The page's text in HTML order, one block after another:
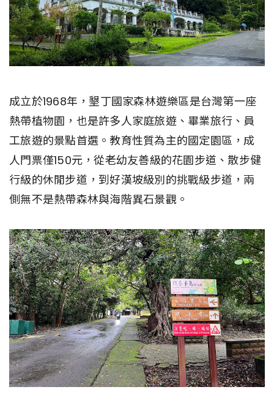
成立於1968年，墾丁國家森林遊樂區是台灣第一座
熱帶植物園，也是許多人家庭旅遊、畢業旅行、員
工旅遊的景點首選。教育性質為主的國定園區，成
人門票僅150元，從老幼友善級的花園步道、散步健
行級的休閒步道，到好漢坡級別的挑戰級步道，兩
側無不是熱帶森林與海階異石景觀。